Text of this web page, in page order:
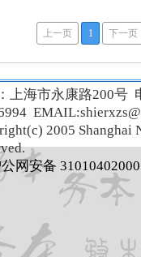
上一页 1 下一页
上海市永康路200号
2005 Shanghai
网安备